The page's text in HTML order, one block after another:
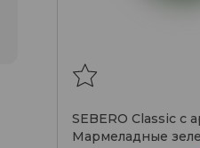
SEBERO Classic с
Мармеладные